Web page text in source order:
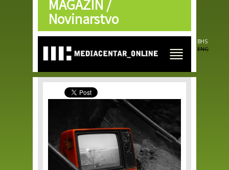
Skip to
main
content
MAGAZIN /
Novinarstvo
BHS
ENG